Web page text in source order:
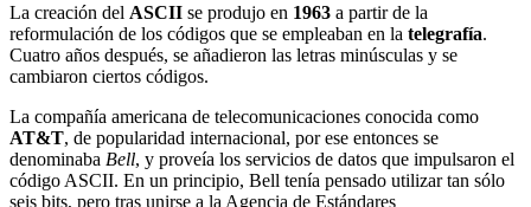
La creación del ASCII se produjo en 1963 a partir de la
reformulación de los códigos que se empleaban en la telegrafía.
Cuatro años después, se añadieron las letras minúsculas y se
cambiaron ciertos códigos.
La compañía americana de telecomunicaciones conocida como
AT&T, de popularidad internacional, por ese entonces se
denominaba Bell, y proveía los servicios de datos que impulsaron el
código ASCII. En un principio, Bell tenía pensado utilizar tan sólo
seis bits, pero tras unirse a la Agencia de Estándares